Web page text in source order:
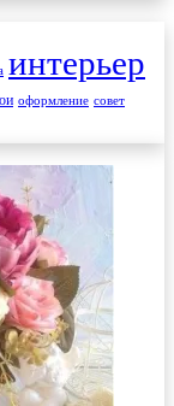
интерьер
оформление совет